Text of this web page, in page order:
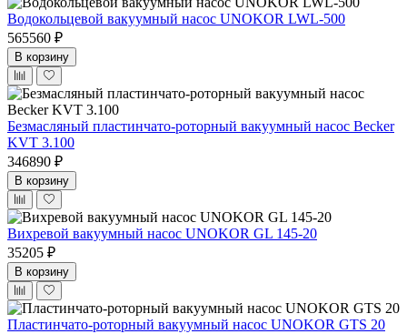
Водокольцевой вакуумный насос UNOKOR LWL-500
565560 ₽
В корзину
Безмасляный пластинчато-роторный вакуумный насос Becker
KVT 3.100
346890 ₽
В корзину
Вихревой вакуумный насос UNOKOR GL 145-20
35205 ₽
В корзину
Пластинчато-роторный вакуумный насос UNOKOR GTS 20